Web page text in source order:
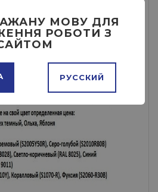
МОВУ ДЛЯ
РОБОТИ З
РУССКИЙ